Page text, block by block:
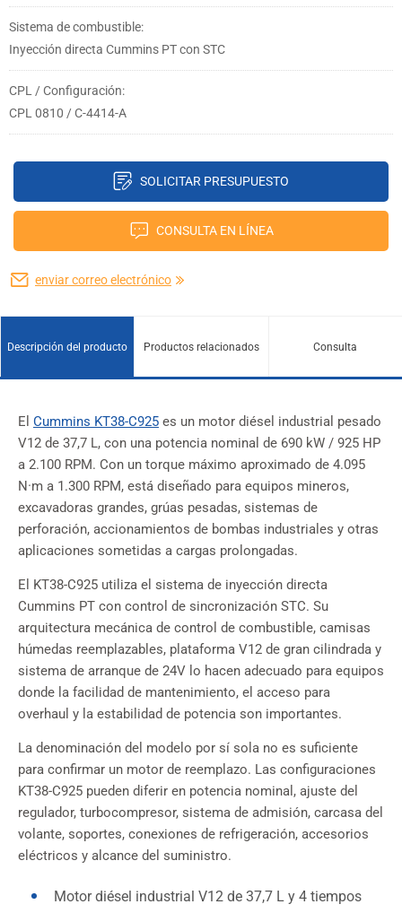
Sistema de combustible:
Inyección directa Cummins PT con STC
CPL / Configuración:
CPL 0810 / C-4414-A
SOLICITAR PRESUPUESTO
CONSULTA EN LÍNEA
enviar correo electrónico
Descripción del producto Productos relacionados Consulta
El Cummins KT38-C925 es un motor diésel industrial pesado
V12 de 37,7 L, con una potencia nominal de 690 kW / 925 HP
a 2.100 RPM. Con un torque máximo aproximado de 4.095
N·m a 1.300 RPM, está diseñado para equipos mineros,
excavadoras grandes, grúas pesadas, sistemas de
perforación, accionamientos de bombas industriales y otras
aplicaciones sometidas a cargas prolongadas.
El KT38-C925 utiliza el sistema de inyección directa
Cummins PT con control de sincronización STC. Su
arquitectura mecánica de control de combustible, camisas
húmedas reemplazables, plataforma V12 de gran cilindrada y
sistema de arranque de 24V lo hacen adecuado para equipos
donde la facilidad de mantenimiento, el acceso para
overhaul y la estabilidad de potencia son importantes.
La denominación del modelo por sí sola no es suficiente
para confirmar un motor de reemplazo. Las configuraciones
KT38-C925 pueden diferir en potencia nominal, ajuste del
regulador, turbocompresor, sistema de admisión, carcasa del
volante, soportes, conexiones de refrigeración, accesorios
eléctricos y alcance del suministro.
Motor diésel industrial V12 de 37,7 L y 4 tiempos